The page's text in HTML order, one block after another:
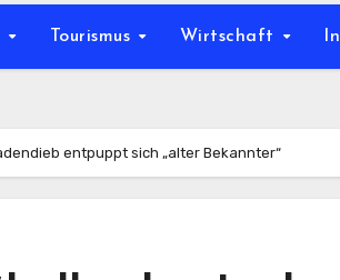
Tourismus Wirtschaft
entpuppt sich „alter Bekannter“